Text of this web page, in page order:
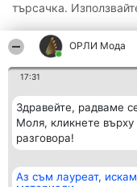
ОРЛИ Мода
17:31
Здравейте, радваме
Моля, кликнете
разговора!
Аз съм лауреат,
търсачка.
Организатор на